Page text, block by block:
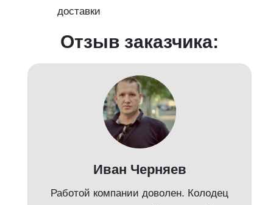
доставки
Отзыв заказчика:
Иван Черняев
Работой компании доволен. Колодец